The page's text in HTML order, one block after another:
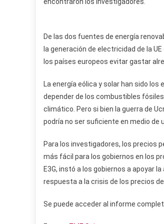
De las dos fuentes de energía
la generación de electricidad de la
los países europeos evitar gastar
La energía eólica y solar han sido los
depender de los combustibles
climático. Pero si bien la guerra de
podría no ser suficiente en medio de
Para los investigadores, los precios
más fácil para los gobiernos en los
E3G, instó a los gobiernos a apoyar
respuesta a la crisis de los precios de
Se puede acceder al informe